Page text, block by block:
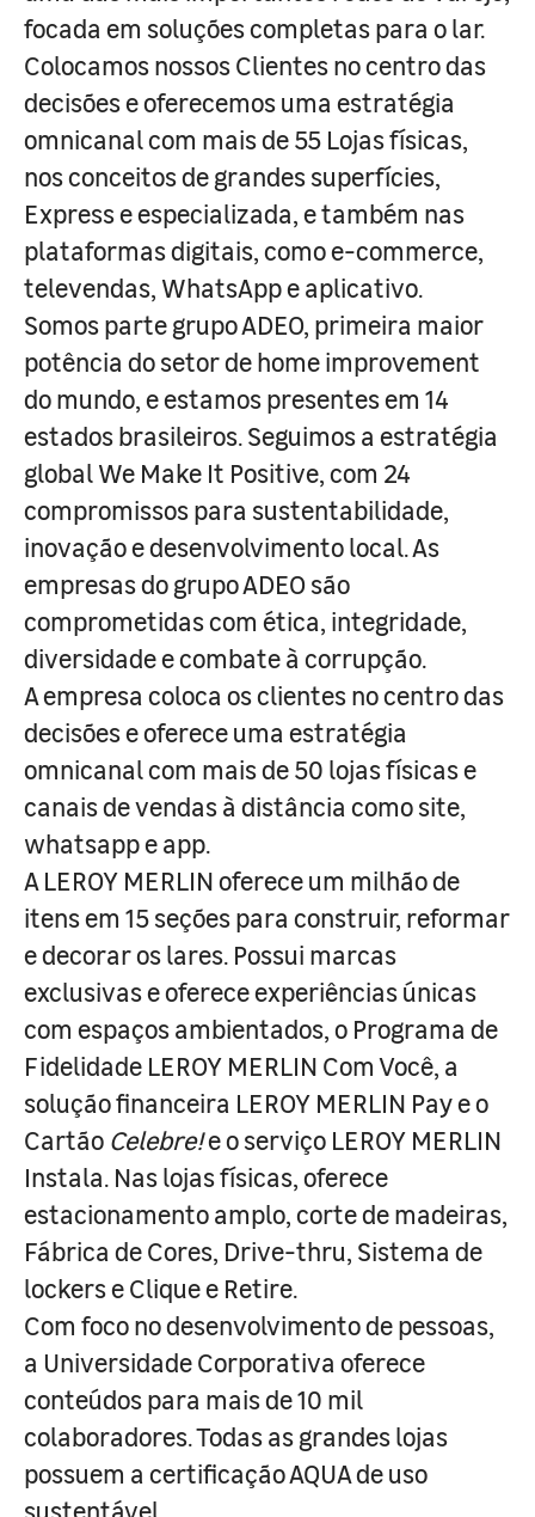
focada em soluções completas para o lar.
Colocamos nossos Clientes no centro das
decisões e oferecemos uma estratégia
omnicanal com mais de 55 Lojas físicas,
nos conceitos de grandes superfícies,
Express e especializada, e também nas
plataformas digitais, como e-commerce,
televendas, WhatsApp e aplicativo.
Somos parte grupo ADEO, primeira maior
potência do setor de home improvement
do mundo, e estamos presentes em 14
estados brasileiros. Seguimos a estratégia
global We Make It Positive, com 24
compromissos para sustentabilidade,
inovação e desenvolvimento local. As
empresas do grupo ADEO são
comprometidas com ética, integridade,
diversidade e combate à corrupção.
A empresa coloca os clientes no centro das
decisões e oferece uma estratégia
omnicanal com mais de 50 lojas físicas e
canais de vendas à distância como site,
whatsapp e app.
A LEROY MERLIN oferece um milhão de
itens em 15 seções para construir, reformar
e decorar os lares. Possui marcas
exclusivas e oferece experiências únicas
com espaços ambientados, o Programa de
Fidelidade LEROY MERLIN Com Você, a
solução financeira LEROY MERLIN Pay e o
Cartão Celebre!e o serviço LEROY MERLIN
Instala. Nas lojas físicas, oferece
estacionamento amplo, corte de madeiras,
Fábrica de Cores, Drive-thru, Sistema de
lockers e Clique e Retire.
Com foco no desenvolvimento de pessoas,
a Universidade Corporativa oferece
conteúdos para mais de 10 mil
colaboradores. Todas as grandes lojas
possuem a certificação AQUA de uso
sustentável.